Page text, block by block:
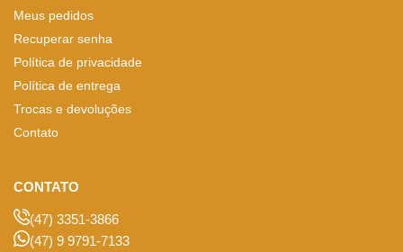
Meus pedidos
Recuperar senha
Política de privacidade
Política de entrega
Trocas e devoluções
Contato
CONTATO
(47) 3351-3866
(47) 9 9791-7133